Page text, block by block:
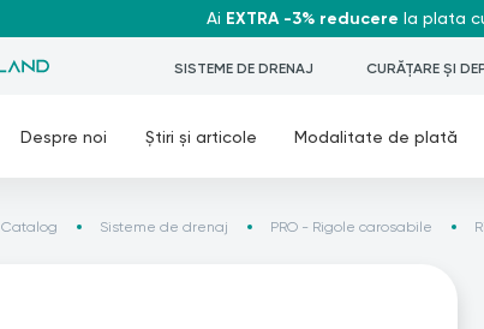
Ai EXTRA -3% reducere la plata
SISTEME DE DRENAJ CURĂȚARE ȘI
Despre noi Știri și articole Modalitate de plată
Catalog Sisteme de drenaj PRO - Rigole carosabile